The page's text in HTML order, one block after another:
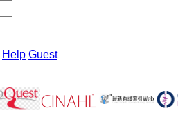
Help Guest